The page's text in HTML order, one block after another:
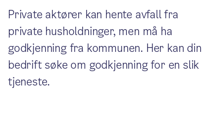
Private aktører kan hente avfall fra
private husholdninger, men må ha
godkjenning fra kommunen. Her kan din
bedrift søke om godkjenning for en slik
tjeneste.